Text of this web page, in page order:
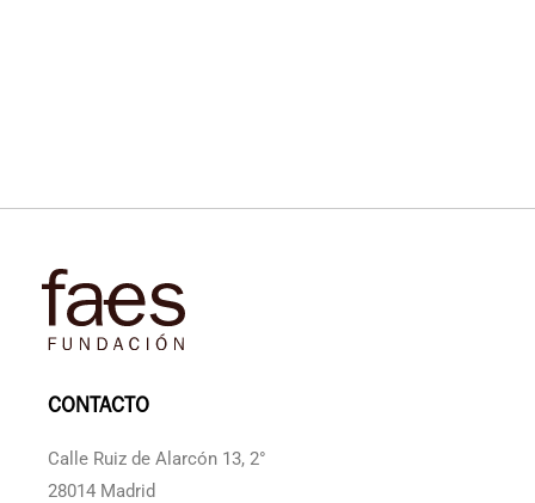
CONTACTO
Calle Ruiz de Alarcón 13, 2°
28014 Madrid